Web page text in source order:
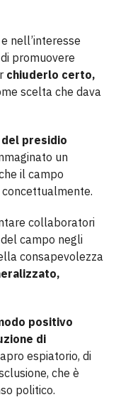
nell’interesse
promuovere
chiuderlo certo,
scelta che dava
presidio
un
il campo
collaboratori
campo negli
consapevolezza
positivo
di
espiatorio, di
che è
politico.